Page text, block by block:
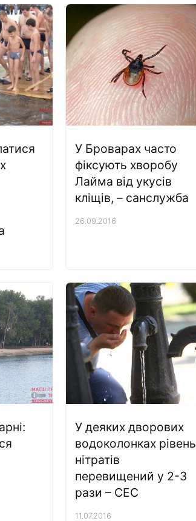
У Броварах часто
фіксують хворобу
Лайма від укусів
кліщів, – санслужба
26.09.2016
У деяких дворових
водоколонках рівень
нітратів
перевищений у 2-3
рази – СЕС
11.07.2016